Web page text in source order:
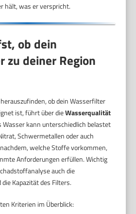
hält, was er verspricht.
ob dein
zu deiner Region
ob dein Wasserfilter
ist, führt über dieWasserqualität
Wasser kann unterschiedlich belastet
Schwermetallen oder auch
welche Stoffe vorkommen,
Anforderungen erfüllen. Wichtig
auch die
die Kapazität des Filters.
Kriterien im Überblick: